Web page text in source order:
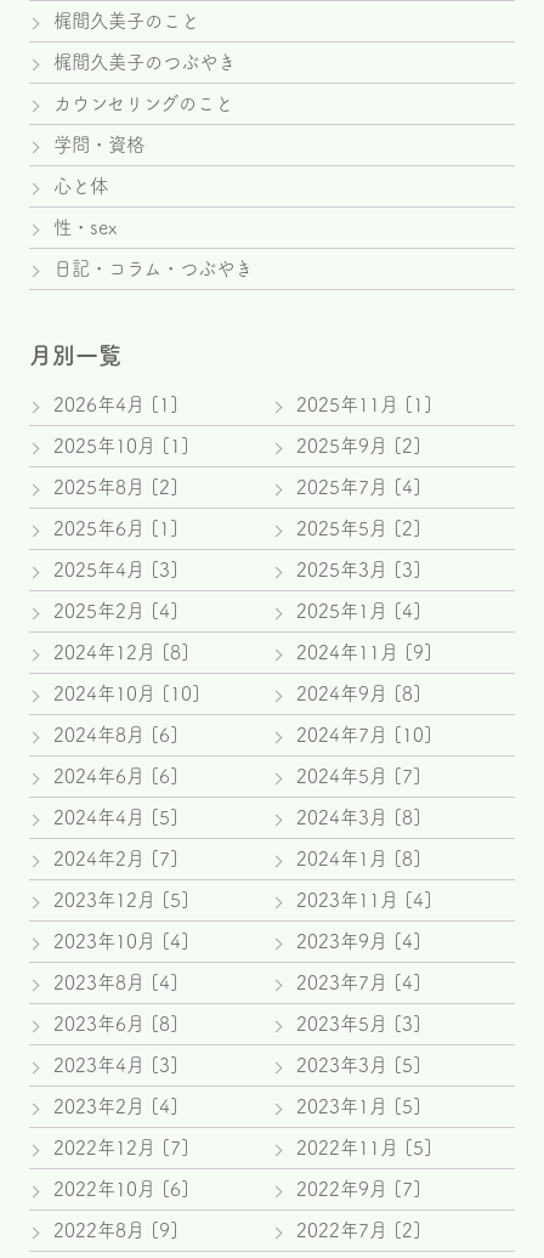
梶間久美子のこと
梶間久美子のつぶやき
カウンセリングのこと
学問・資格
心と体
性・sex
日記・コラム・つぶやき
月別一覧
2026年4月 [1] 2025年11月 [1]
2025年10月 [1] 2025年9月 [2]
2025年8月 [2] 2025年7月 [4]
2025年6月 [1] 2025年5月 [2]
2025年4月 [3] 2025年3月 [3]
2025年2月 [4] 2025年1月 [4]
2024年12月 [8] 2024年11月 [9]
2024年10月 [10] 2024年9月 [8]
2024年8月 [6] 2024年7月 [10]
2024年6月 [6] 2024年5月 [7]
2024年4月 [5] 2024年3月 [8]
2024年2月 [7] 2024年1月 [8]
2023年12月 [5] 2023年11月 [4]
2023年10月 [4] 2023年9月 [4]
2023年8月 [4] 2023年7月 [4]
2023年6月 [8] 2023年5月 [3]
2023年4月 [3] 2023年3月 [5]
2023年2月 [4] 2023年1月 [5]
2022年12月 [7] 2022年11月 [5]
2022年10月 [6] 2022年9月 [7]
2022年8月 [9] 2022年7月 [2]